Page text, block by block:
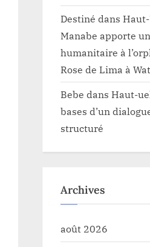
Destiné dans
Manabe apporte
humanitaire à
Rose de Lima à
Bebe dans Haut-
bases d’un
structuré
Archives
août 2026